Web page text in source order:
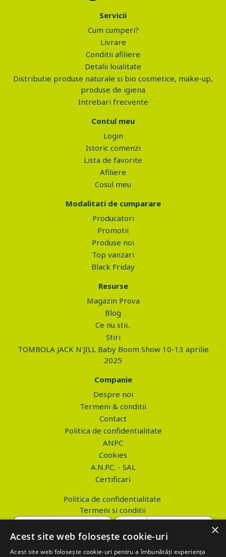
Servicii
Cum cumperi?
Livrare
Conditii afiliere
Detalii loialitate
Distributie produse naturale si bio cosmetice, make-up,
produse de igiena
Intrebari frecvente
Contul meu
Login
Istoric comenzi
Lista de favorite
Afiliere
Cosul meu
Modalitati de cumparare
Producatori
Promotii
Produse noi
Top vanzari
Black Friday
Resurse
Magazin Prova
Blog
Ce nu stii..
Stiri
TOMBOLA JACK N'JILL Baby Boom Show 10-13 aprilie
2025
Companie
Despre noi
Termeni & conditii
Contact
Politica de confidentialitate
ANPC
Cookies
A.N.P.C. - SAL
Certificari
Politica de confidentialitate
Termeni si conditii
×
Acest site web folosește cookie-uri
Acest site web folosește cookie-uri pentru a îmbunătăți experiența